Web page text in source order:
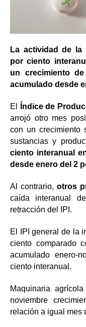
La actividad de la
por ciento
un crecimiento
acumulado desde
El Índice de
arrojó otro mes
con un crecimiento
sustancias y
ciento interanual
desde enero del 2
Al contrario, otros
caída interanual
retracción del IPI.
El IPI general de la
ciento comparado
acumulado enero-
ciento interanual.
Maquinaria
noviembre
relación a igual mes